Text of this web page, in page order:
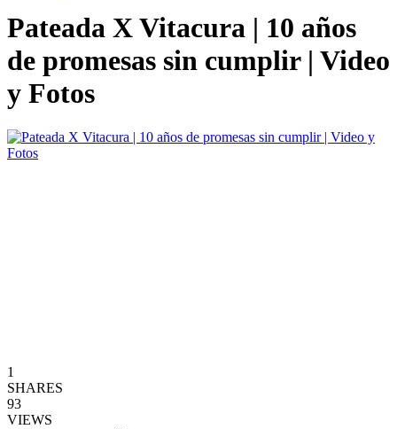
Pateada X Vitacura | 10 años
de promesas sin cumplir | Video
y Fotos
1
SHARES
93
VIEWS